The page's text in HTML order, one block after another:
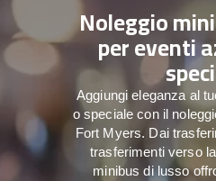
Noleggio
per eventi
Aggiungi eleganza al
o speciale con il
Fort Myers. Dai
trasferimenti verso
minibus di lusso